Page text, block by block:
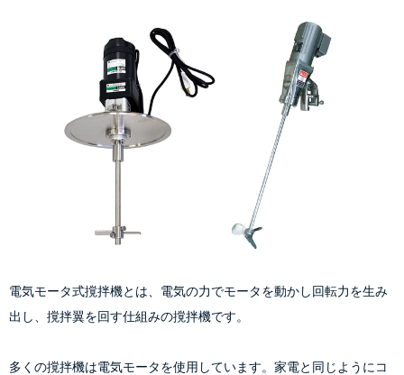
電気モータ式撹拌機とは、電気の力でモータを動かし回転力を生み
出し、撹拌翼を回す仕組みの撹拌機です。
多くの撹拌機は電気モータを使用しています。家電と同じようにコ